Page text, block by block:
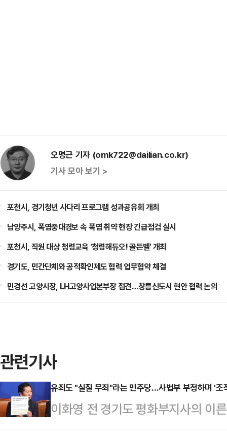
오명근 기자 (omk722@dailian.co.kr)
기사 모아 보기 >
포천시, 경기청년 사다리 프로그램 성과공유회 개최
남양주시, 폭염중대경보 속 폭염 취약 현장 긴급점검 실시
포천시, 직원 대상 청렴교육 '청렴해듀오! 골든벨' 개최
경기도, 민간단체와 공적확인제도 협력 업무협약 체결
민경선 고양시장, LH고양사업본부장 접견…창릉신도시 현안 협력 논의
관련기사
유죄도 "실질 무죄"라는 민주당…사법부 부정하며 '조
이화영 전 경기도 평화부지사의 이
이 유죄를 선고했음에도 더불어민